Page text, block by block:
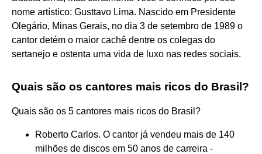
nome artístico: Gusttavo Lima. Nascido em Presidente
Olegário, Minas Gerais, no dia 3 de setembro de 1989 o
cantor detém o maior cachê dentre os colegas do
sertanejo e ostenta uma vida de luxo nas redes sociais.
Quais são os cantores mais ricos do Brasil?
Quais são os 5 cantores mais ricos do Brasil?
Roberto Carlos. O cantor já vendeu mais de 140
milhões de discos em 50 anos de carreira -